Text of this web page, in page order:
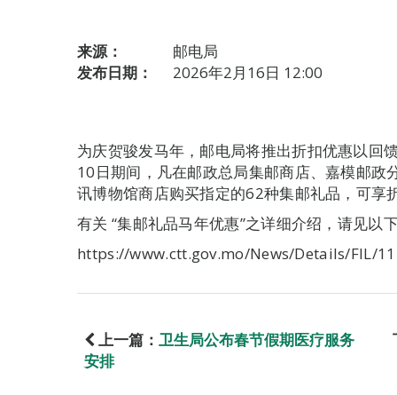
来源：
邮电局
发布日期：
2026年2月16日 12:00
为庆贺骏发马年，邮电局将推出折扣优惠以回
10日期间，凡在邮政总局集邮商店、嘉模邮政
讯博物馆商店购买指定的62种集邮礼品，可享
有关 “集邮礼品马年优惠”之详细介绍，请见以
https://www.ctt.gov.mo/News/Details/FIL/
上一篇： 卫生局公布春节假期医疗服务
安排